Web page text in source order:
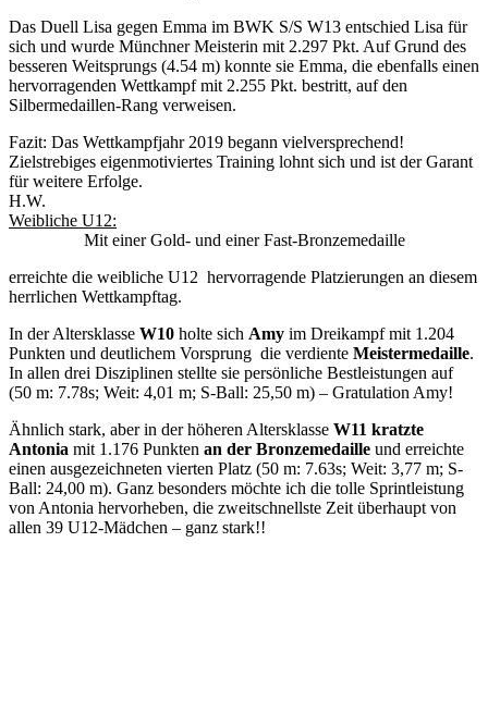
Das Duell Lisa gegen Emma im BWK S/S W13 entschied Lisa für
sich und wurde Münchner Meisterin mit 2.297 Pkt. Auf Grund des
besseren Weitsprungs (4.54 m) konnte sie Emma, die ebenfalls einen
hervorragenden Wettkampf mit 2.255 Pkt. bestritt, auf den
Silbermedaillen-Rang verweisen.
Fazit: Das Wettkampfjahr 2019 begann vielversprechend!
Zielstrebiges eigenmotiviertes Training lohnt sich und ist der Garant
für weitere Erfolge.
H.W.
Weibliche U12:
Mit einer Gold- und einer Fast-Bronzemedaille
erreichte die weibliche U12 hervorragende Platzierungen an diesem
herrlichen Wettkampftag.
In der Altersklasse W10 holte sich Amy im Dreikampf mit 1.204
Punkten und deutlichem Vorsprung die verdiente Meistermedaille.
In allen drei Disziplinen stellte sie persönliche Bestleistungen auf
(50 m: 7.78s; Weit: 4,01 m; S-Ball: 25,50 m) – Gratulation Amy!
Ähnlich stark, aber in der höheren Altersklasse W11 kratzte
Antonia mit 1.176 Punkten an der Bronzemedaille und erreichte
einen ausgezeichneten vierten Platz (50 m: 7.63s; Weit: 3,77 m; S-
Ball: 24,00 m). Ganz besonders möchte ich die tolle Sprintleistung
von Antonia hervorheben, die zweitschnellste Zeit überhaupt von
allen 39 U12-Mädchen – ganz stark!!